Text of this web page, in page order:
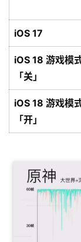
iOS 17
iOS 18 游戏模
「关」
iOS 18 游戏模
「开」